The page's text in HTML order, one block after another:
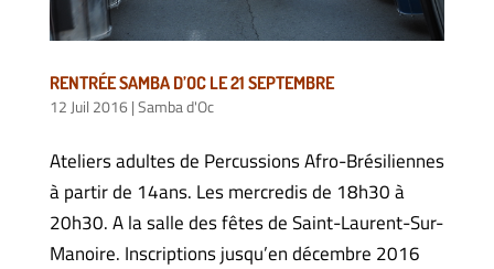
RENTRÉE SAMBA D’OC LE 21 SEPTEMBRE
12 Juil 2016|Samba d'Oc
Ateliers adultes de Percussions Afro-Brésiliennes
à partir de 14ans. Les mercredis de 18h30 à
20h30. A la salle des fêtes de Saint-Laurent-Sur-
Manoire. Inscriptions jusqu’en décembre 2016